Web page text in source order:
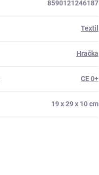
8590121246187
Textil
Hračka
CE 0+
19 x 29 x 10 cm